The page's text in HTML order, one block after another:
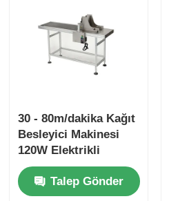
30 - 80m/dakika Kağıt
Besleyici Makinesi
120W Elektrikli
Sürtünmeli Sayfalama
MakinesiTalep Gönder